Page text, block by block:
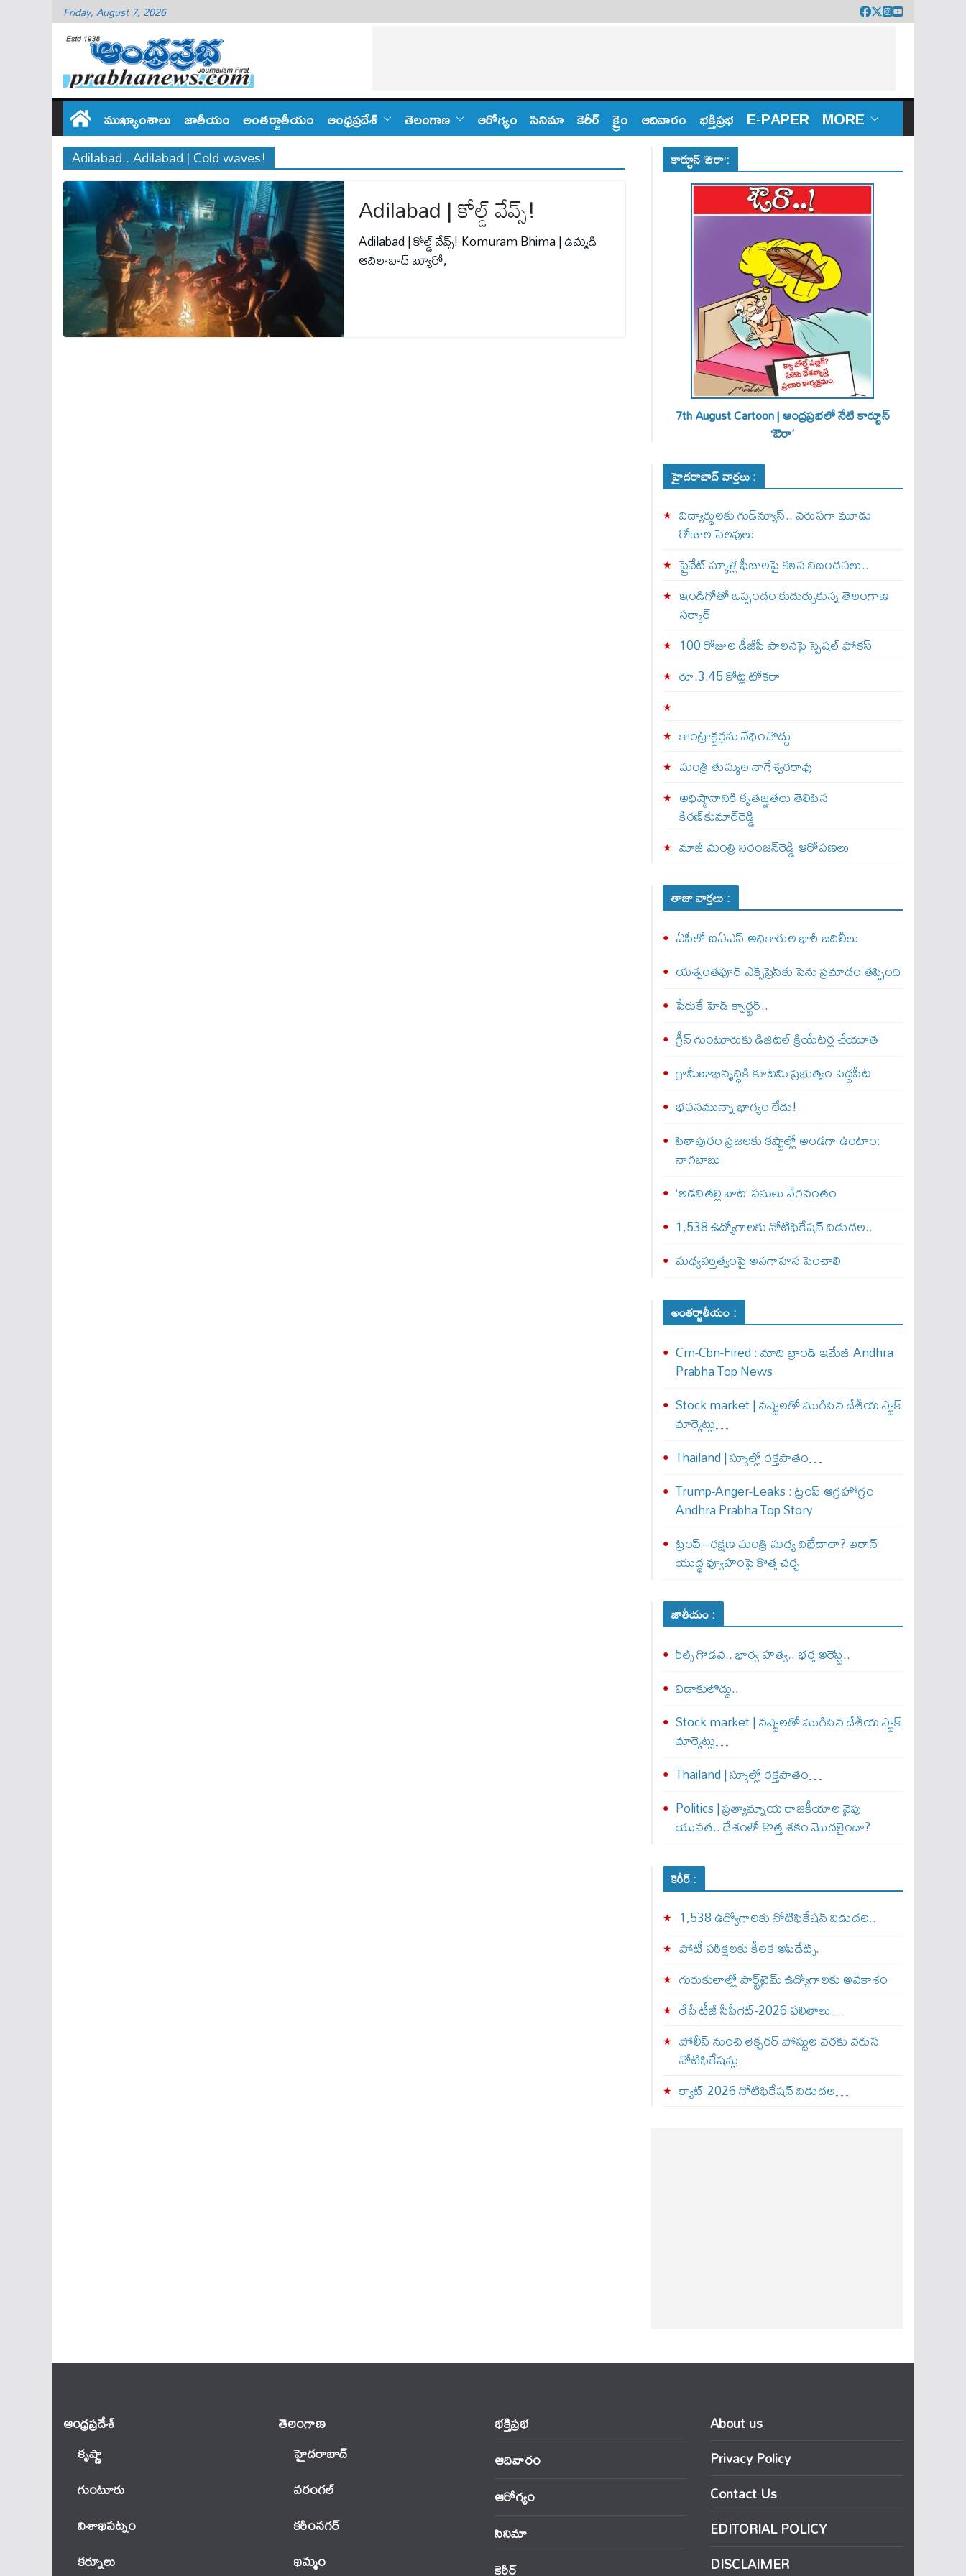
Friday, August 7, 2026
ముఖ్యాంశాలు జాతీయం అంతర్జాతీయం ఆంధ్ర‌ప్ర‌దేశ్ తెలంగాణ‌ ఆరోగ్యం సినిమా కెరీర్ క్రైం ఆదివారం భక్తిప్రభ E-PAPER MORE
Adilabad.. Adilabad | Cold waves!
Adilabad | కోల్డ్ వేవ్స్‌!
Adilabad | కోల్డ్ వేవ్స్‌! Komuram Bhima | ఉమ్మ‌డి
ఆదిలాబాద్ బ్యూరో,
కార్టూన్ ‘ఔరా’:
7th August Cartoon | ఆంధ్రప్రభలో నేటి కార్టూన్
‘ఔరా’
హైదరాబాద్ వార్తలు :
విద్యార్థులకు గుడ్‌న్యూస్.. వరుసగా మూడు
రోజుల సెలవులు
ప్రైవేట్ స్కూళ్ల ఫీజులపై కఠిన నిబంధనలు..
ఇండిగోతో ఒప్పందం కుదుర్చుకున్న తెలంగాణ
స‌ర్కార్
100 రోజుల డీజీపీ పాలనపై స్పెషల్ ఫోకస్
రూ.3.45 కోట్ల టోకరా
కాంట్రాక్టర్లను వేధించొద్దు
మంత్రి తుమ్మల నాగేశ్వరరావు
అధిష్ఠానానికి కృతజ్ఞతలు తెలిపిన
కిరణ్‌కుమార్‌రెడ్డి
మాజీ మంత్రి నిరంజన్‌రెడ్డి ఆరోపణలు
తాజా వార్తలు :
ఏపీలో ఐఏఎస్ అధికారుల భారీ బదిలీలు
యశ్వంతపూర్ ఎక్స్‌ప్రెస్‌కు పెను ప్రమాదం తప్పింది
పేరుకే హెడ్ క్వార్టర్..
గ్రీన్ గుంటూరుకు డిజిటల్ క్రియేటర్ల చేయూత
గ్రామీణాభివృద్ధికి కూటమి ప్రభుత్వం పెద్దపీట
భవనమున్నా భాగ్యం లేదు!
పిఠాపురం ప్రజలకు కష్టాల్లో అండగా ఉంటాం:
నాగబాబు
‘అడవితల్లి బాట’ పనులు వేగవంతం
1,538 ఉద్యోగాలకు నోటిఫికేషన్ విడుదల..
మధ్యవర్తిత్వంపై అవగాహన పెంచాలి
అంతర్జాతీయం :
Cm-Cbn-Fired : మాది బ్రాండ్ ఇమేజ్ Andhra
Prabha Top News
Stock market | నష్టాలతో ముగిసిన దేశీయ స్టాక్
మార్కెట్లు…
Thailand | స్కూల్లో రక్తపాతం…
Trump-Anger-Leaks : ట్రంప్ ఆగ్ర‌హోగ్రం
Andhra Prabha Top Story
ట్రంప్–రక్షణ మంత్రి మధ్య విభేదాలా? ఇరాన్
యుద్ధ వ్యూహంపై కొత్త చర్చ
జాతీయం :
రీల్స్ గొడవ.. భార్య హత్య.. భర్త అరెస్ట్..
విడాకులొద్దు..
Stock market | నష్టాలతో ముగిసిన దేశీయ స్టాక్
మార్కెట్లు…
Thailand | స్కూల్లో రక్తపాతం…
Politics | ప్రత్యామ్నాయ రాజకీయాల వైపు
యువత.. దేశంలో కొత్త శకం మొదలైందా?
కెరీర్ :
1,538 ఉద్యోగాలకు నోటిఫికేషన్ విడుదల..
పోటీ పరీక్షలకు కీలక అప్‌డేట్స్.
గురుకులాల్లో పార్ట్‌టైమ్ ఉద్యోగాలకు అవకాశం
రేపే టీజీ సీపీగెట్‌-2026 ఫలితాలు…
పోలీస్ నుంచి లెక్చరర్ పోస్టుల వరకు వరుస
నోటిఫికేషన్లు
క్యాట్-2026 నోటిఫికేషన్ విడుదల…
ఆంధ్ర‌ప్ర‌దేశ్
కృష్ణా
గుంటూరు
విశాఖపట్నం
కర్నూలు
తెలంగాణ‌
హైదరాబాద్
వ‌రంగ‌ల్
కరీంనగర్
ఖ‌మ్మం
భక్తిప్రభ
ఆదివారం
ఆరోగ్యం
సినిమా
కెరీర్
About us
Privacy Policy
Contact Us
EDITORIAL POLICY
DISCLAIMER